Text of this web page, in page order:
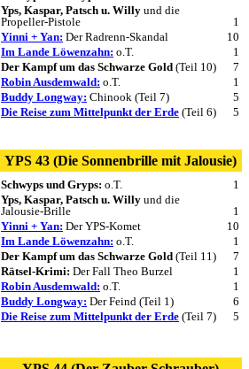
Yps, Kaspar, Patsch u. Willy und die
Propeller-Pistole
1
Yinni + Yan: Der Radrenn-Skandal
10
Im Lande Löwenzahn: o.T.
1
Der Kampf um das Schwarze Gold (Teil 10)
7
Robin Ausdemwald: o.T.
1
Buddy Longway: Chinook (Teil 7)
5
Die Reise zum Mittelpunkt der Erde (Teil 6) 5
YPS 43 (Die Sonnenbrille mit Jalousie)
Schwyps und Gryps: o.T.
1
Yps, Kaspar, Patsch u. Willy und die
Jalousie-Brille
1
Yinni + Yan: Der YPS-Komet
10
Im Lande Löwenzahn: o.T.
1
Der Kampf um das Schwarze Gold (Teil 11)
7
Rätsel-Krimi: Der Fall Theo Burzel
1
Robin Ausdemwald: o.T.
1
Buddy Longway: Der Feind (Teil 1)
6
Die Reise zum Mittelpunkt der Erde (Teil 7) 5